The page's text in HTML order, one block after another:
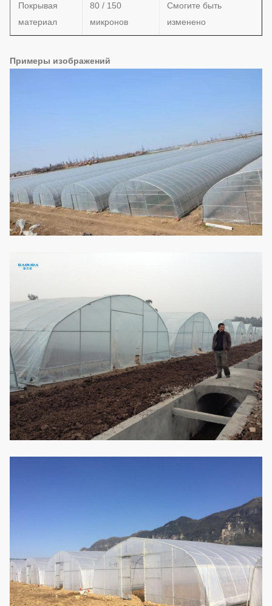
Покрывая
материал
80 / 150
микронов
Смогите быть
изменено
Примеры изображений